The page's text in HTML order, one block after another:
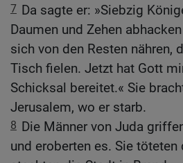
7 Da sagte er: »Siebzig
Daumen und Zehen
sich von den Resten nähren,
Tisch fielen. Jetzt hat Gott
Schicksal bereitet.« Sie
Jerusalem, wo er starb.
8 Die Männer von Juda
und eroberten es. Sie töteten